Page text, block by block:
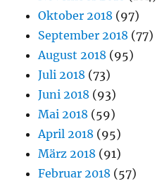
Oktober 2018 (97)
September 2018 (77)
August 2018 (95)
Juli 2018 (73)
Juni 2018 (93)
Mai 2018 (59)
April 2018 (95)
März 2018 (91)
Februar 2018 (57)